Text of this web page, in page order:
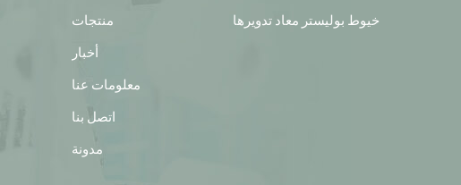
منتجات
أخبار
معلومات عنا
اتصل بنا
مدونة
خيوط بوليستر معاد تدويرها